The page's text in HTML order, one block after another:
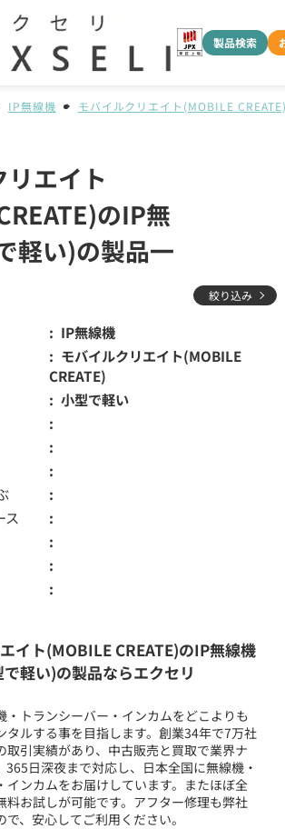
製品検索
IP無線機 モバイルクリエイト(MOBILE
エイト
のIP無
軽い)の製品一
絞り込み
IP無線機
モバイルクリエイト(MOBILE
CREATE)
小型で軽い
ス
イト(MOBILE CREATE)のIP無線機
で軽い)の製品ならエクセリ
・トランシーバー・インカムをどこよりも
タルする事を目指します。創業34年で7万社
取引実績があり、中古販売と買取で業界ナ
365日深夜まで対応し、日本全国に無線機・
インカムをお届けしています。またほぼ全
料お試しが可能です。アフター修理も弊社
、安心してご利用ください。